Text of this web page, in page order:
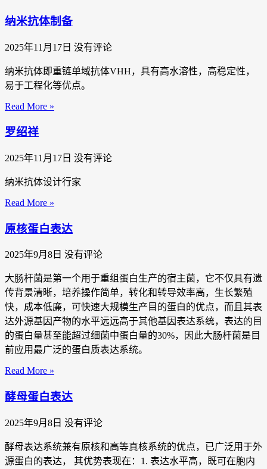
纳米抗体制备
2025年11月17日 没有评论
纳米抗体即重链单域抗体VHH，具有高水溶性，高稳定性，
易于工程化等优点。
Read More »
罗绍祥
2025年11月17日 没有评论
纳米抗体设计行家
Read More »
原核蛋白表达
2025年9月8日 没有评论
大肠杆菌是第一个用于重组蛋白生产的宿主菌，它不仅具有遗
传背景清晰，培养操作简单，转化和转导效率高，生长繁殖
快，成本低廉，可快速大规模生产目的蛋白的优点，而且其表
达外源基因产物的水平远远高于其他基因表达系统，表达的目
的蛋白量甚至能超过细菌中蛋白量的30%，因此大肠杆菌是目
前应用最广泛的蛋白质表达系统。
Read More »
酵母蛋白表达
2025年9月8日 没有评论
酵母表达系统兼有原核和高等真核系统的优点，已广泛用于外
源蛋白的表达， 其优势表现在：1. 表达水平高，既可在胞内